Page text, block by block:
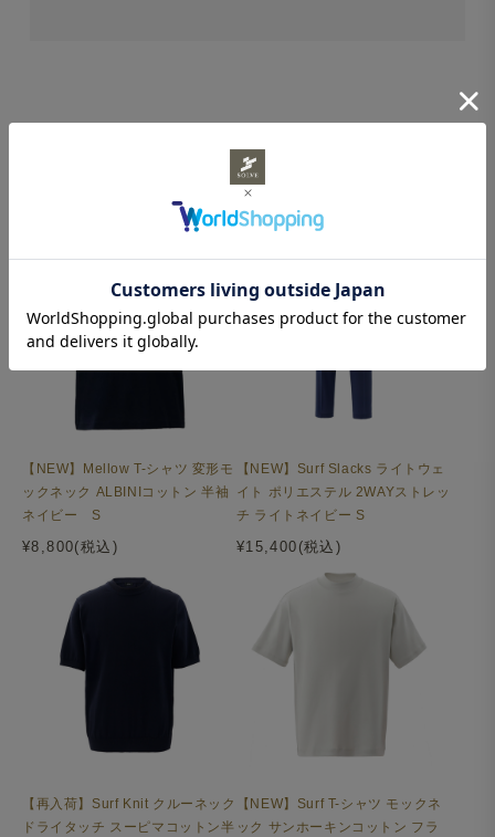
あなたにおすすめ
【NEW】Mellow T-シャツ 変形モ
ックネック ALBINIコットン 半袖
ネイビー S
¥8,800(税込)
【NEW】Surf Slacks ライトウェ
イト ポリエステル 2WAYストレッ
チ ライトネイビー S
¥15,400(税込)
【再入荷】Surf Knit クルーネック
ドライタッチ スーピマコットン半
【NEW】Surf T-シャツ モックネ
ック サンホーキンコットン フラ